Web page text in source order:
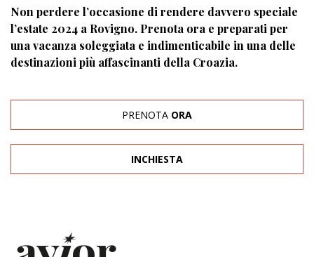
Non perdere l’occasione di rendere davvero speciale
l’estate 2024 a Rovigno. Prenota ora e preparati per
una vacanza soleggiata e indimenticabile in una delle
destinazioni più affascinanti della Croazia.
PRENOTA ORA
INCHIESTA